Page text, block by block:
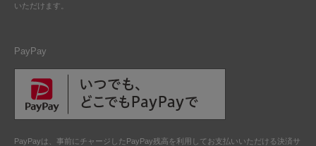
いただけます。
PayPay
PayPayは、事前にチャージしたPayPay残高を利用してお支払いいただける決済サ